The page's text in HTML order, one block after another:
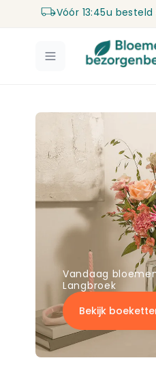
Vóór 13:45u besteld
Vandaag
Langbroek
Bekijk